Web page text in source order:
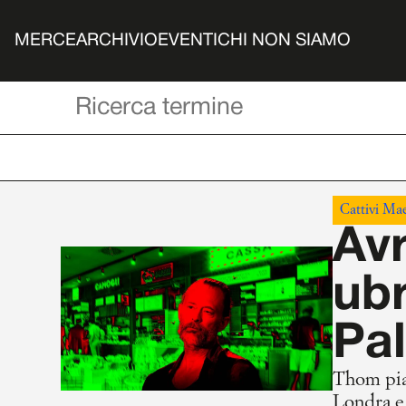
MERCEARCHIVIO EVENTI CHI NON SIAMO
Cattivi
Thom